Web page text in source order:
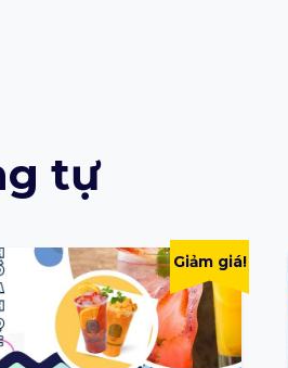
tự
Giảm giá!